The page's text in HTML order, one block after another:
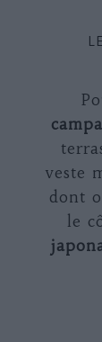
veste
dont
le